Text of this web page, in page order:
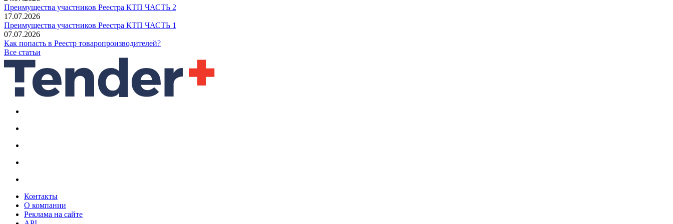
Преимущества участников Реестра КТП ЧАСТЬ 2
17.07.2026
Преимущества участников Реестра КТП ЧАСТЬ 1
07.07.2026
Как попасть в Реестр товаропроизводителей?
Все статьи
Контакты
О компании
Реклама на сайте